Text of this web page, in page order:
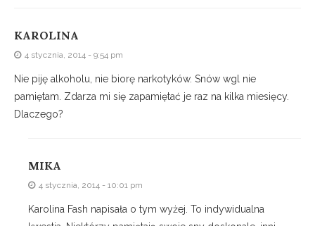
KAROLINA
4 stycznia, 2014 - 9:54 pm
Nie piję alkoholu, nie biorę narkotyków. Snów wgl nie
pamiętam. Zdarza mi się zapamiętać je raz na kilka miesięcy.
Dlaczego?
MIKA
4 stycznia, 2014 - 10:01 pm
Karolina Fash napisała o tym wyżej. To indywidualna